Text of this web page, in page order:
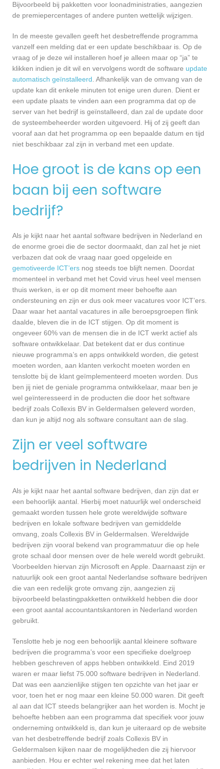
Bijvoorbeeld bij pakketten voor loonadministraties, aangezien
de premiepercentages of andere punten wettelijk wijzigen.
In de meeste gevallen geeft het desbetreffende programma
vanzelf een melding dat er een update beschikbaar is. Op de
vraag of je deze wil installeren hoef je alleen maar op “ja” te
klikken indien je dit wil en vervolgens wordt de software update
automatisch geïnstalleerd . Afhankelijk van de omvang van de
update kan dit enkele minuten tot enige uren duren. Dient er
een update plaats te vinden aan een programma dat op de
server van het bedrijf is geïnstalleerd, dan zal de update door
de systeembeheerder worden uitgevoerd. Hij of zij geeft dan
vooraf aan dat het programma op een bepaalde datum en tijd
niet beschikbaar zal zijn in verband met een update.
Hoe groot is de kans op een
baan bij een software
bedrijf?
Als je kijkt naar het aantal software bedrijven in Nederland en
de enorme groei die de sector doormaakt, dan zal het je niet
verbazen dat ook de vraag naar goed opgeleide en
gemotiveerde ICT’ers nog steeds toe blijft nemen. Doordat
momenteel in verband met het Covid virus heel veel mensen
thuis werken, is er op dit moment meer behoefte aan
ondersteuning en zijn er dus ook meer vacatures voor ICT’ers.
Daar waar het aantal vacatures in alle beroepsgroepen flink
daalde, bleven die in de ICT stijgen. Op dit moment is
ongeveer 60% van de mensen die in de ICT werkt actief als
software ontwikkelaar. Dat betekent dat er dus continue
nieuwe programma’s en apps ontwikkeld worden, die getest
moeten worden, aan klanten verkocht moeten worden en
tenslotte bij de klant geïmplementeerd moeten worden. Dus
ben jij niet de geniale programma ontwikkelaar, maar ben je
wel geïnteresseerd in de producten die door het software
bedrijf zoals Collexis BV in Geldermalsen geleverd worden,
dan kun je altijd nog als software consultant aan de slag.
Zijn er veel software
bedrijven in Nederland
Als je kijkt naar het aantal software bedrijven, dan zijn dat er
een behoorlijk aantal. Hierbij moet natuurlijk wel onderscheid
gemaakt worden tussen hele grote wereldwijde software
bedrijven en lokale software bedrijven van gemiddelde
omvang, zoals Collexis BV in Geldermalsen. Wereldwijde
bedrijven zijn vooral bekend van programmatuur die op hele
grote schaal door mensen over de hele wereld wordt gebruikt.
Voorbeelden hiervan zijn Microsoft en Apple. Daarnaast zijn er
natuurlijk ook een groot aantal Nederlandse software bedrijven
die van een redelijk grote omvang zijn, aangezien zij
bijvoorbeeld belastingpakketten ontwikkeld hebben die door
een groot aantal accountantskantoren in Nederland worden
gebruikt.
Tenslotte heb je nog een behoorlijk aantal kleinere software
bedrijven die programma’s voor een specifieke doelgroep
hebben geschreven of apps hebben ontwikkeld. Eind 2019
waren er maar liefst 75.000 software bedrijven in Nederland.
Dat was een aanzienlijke stijgen ten opzichte van het jaar er
voor, toen het er nog maar een kleine 50.000 waren. Dit geeft
al aan dat ICT steeds belangrijker aan het worden is. Mocht je
behoefte hebben aan een programma dat specifiek voor jouw
onderneming ontwikkeld is, dan kun je uiteraard op de website
van het desbetreffende bedrijf zoals Collexis BV in
Geldermalsen kijken naar de mogelijkheden die zij hiervoor
aanbieden. Hou er echter wel rekening mee dat het laten